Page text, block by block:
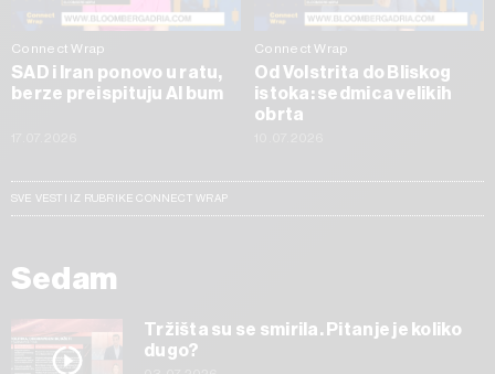
Connect Wrap
SAD i Iran ponovo u ratu,
berze preispituju AI bum
Connect Wrap
Od Volstrita do Bliskog
istoka: sedmica velikih
obrta
SVE VESTI IZ RUBRIKE CONNECT WRAP
Sedam
Tržišta su se smirila. Pitanje je koliko
dugo?